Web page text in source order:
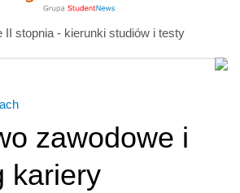
II stopnia - kierunki studiów i testy
zawodowe i
kariery